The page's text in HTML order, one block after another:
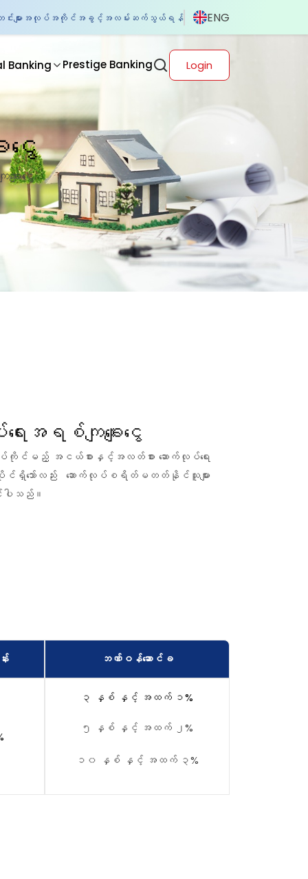
းများ အလုပ်အကိုင်အခွင့်အလမ်း ဆက်သွယ်ရန် ENG
Banking Prestige Banking Login
ေ
ေးငွေ
းအရစ်ကျချေးငွေ
ကိုင်မည့် အငယ်စားနှင့်အလတ်စား ဆောက်လုပ်ရေး
င်ရှိသော်လည်း ဆောက်လုပ်စရိတ်မတတ်နိုင်သူများ
င်ပါသည်။
ဘဏ်ဝန်ဆောင်ခ
၃ နှစ် နှင့် အထက် ၁%
၅ နှစ် နှင့် အထက် ၂%
၁၀ နှစ် နှင့် အထက် ၃%